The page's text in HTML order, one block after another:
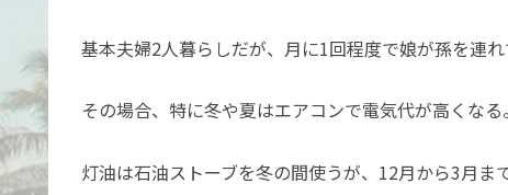
基本夫婦2人暮らしだが、月に1回程度で娘が孫を連れ
その場合、特に冬や夏はエアコンで電気代が高くなる。
灯油は石油ストーブを冬の間使うが、12月から3月ま